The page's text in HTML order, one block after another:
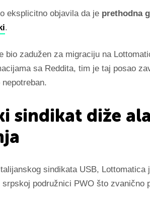
eksplicitno objavila da je prethodna
.
bio zadužen za migraciju na
sa Reddita, tim je taj posao
sindikat diže
sindikata USB, Lottomatica
podružnici PWO što zvanično